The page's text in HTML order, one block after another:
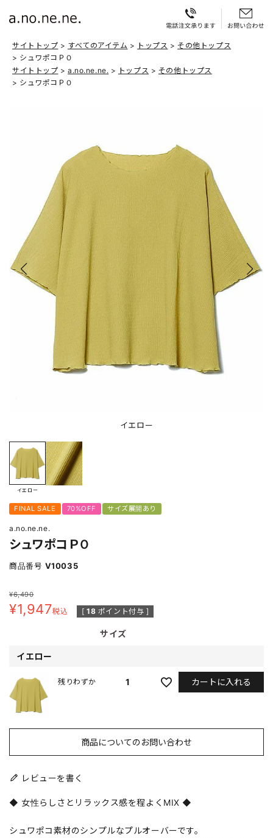
サイトトップ すべてのアイテム トップス
その他トップス
シュワポコＰＯ
サイトトップ
a.no.ne.ne. トップス
その他トップス
シュワポコＰＯ
イエロー
イエロー
FINAL SALE 70%OFF サイズ展開あり
a.no.ne.ne.
シュワポコＰＯ
商品番号 V10035
¥6,490
¥1,947税込 [ 18 ポイント付与 ]
サイズ
イエロー
1
残りわずか カートに入れる
商品についてのお問い合わせ
レビューを書く
◆ 女性らしさとリラックス感を程よくMIX ◆
シュワポコ素材のシンプルなプルオーバーです。